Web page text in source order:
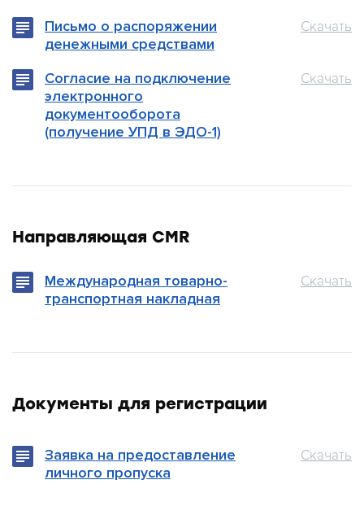
Письмо о распоряжении
денежными средствами
Скачать
Согласие на подключение
электронного
документооборота
(получение УПД в ЭДО-1)
Скачать
Направляющая CMR
Международная товарно-
транспортная накладная
Скачать
Документы для регистрации
Заявка на предоставление
личного пропуска
Скачать